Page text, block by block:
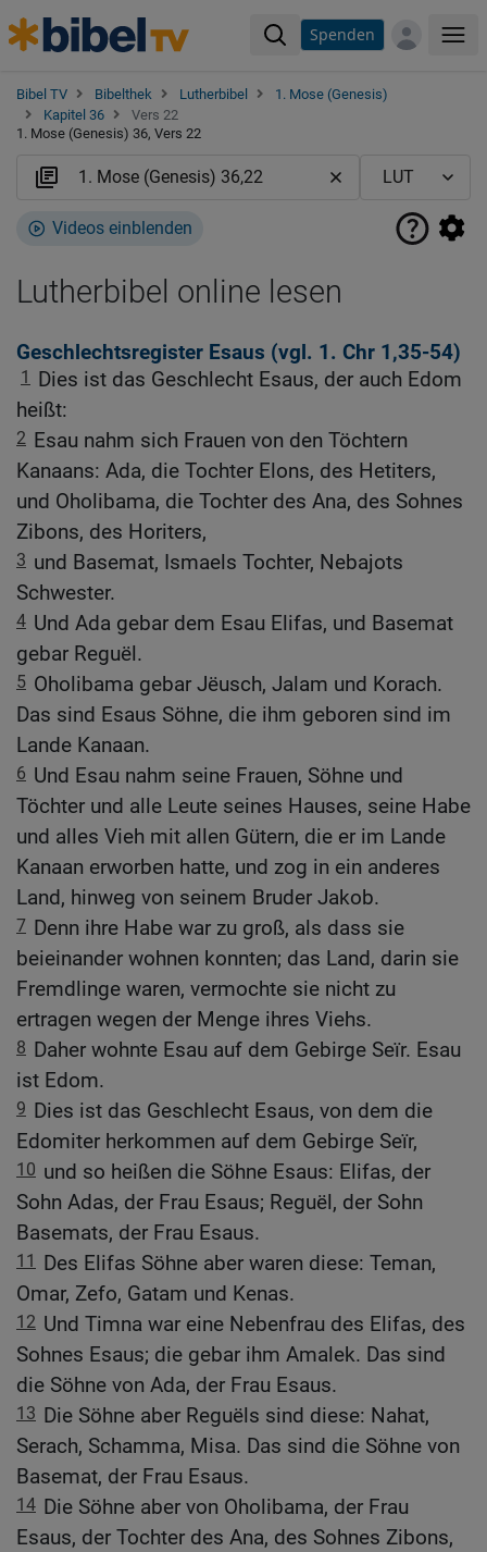
Spenden
Bibel TV Bibelthek Lutherbibel
1. Mose (Genesis)
Kapitel 36
Vers 22
1. Mose (Genesis) 36, Vers 22
Videos einblenden
Lutherbibel online lesen
Geschlechtsregister Esaus (vgl. 1. Chr 1,35-54)
1
Dies ist das Geschlecht Esaus, der auch Edom
heißt:
2 Esau nahm sich Frauen von den Töchtern
Kanaans: Ada, die Tochter Elons, des Hetiters,
und Oholibama, die Tochter des Ana, des Sohnes
Zibons, des Horiters,
3 und Basemat, Ismaels Tochter, Nebajots
Schwester.
4 Und Ada gebar dem Esau Elifas, und Basemat
gebar Reguël.
5 Oholibama gebar Jëusch, Jalam und Korach.
Das sind Esaus Söhne, die ihm geboren sind im
Lande Kanaan.
6 Und Esau nahm seine Frauen, Söhne und
Töchter und alle Leute seines Hauses, seine Habe
und alles Vieh mit allen Gütern, die er im Lande
Kanaan erworben hatte, und zog in ein anderes
Land, hinweg von seinem Bruder Jakob.
7 Denn ihre Habe war zu groß, als dass sie
beieinander wohnen konnten; das Land, darin sie
Fremdlinge waren, vermochte sie nicht zu
ertragen wegen der Menge ihres Viehs.
8 Daher wohnte Esau auf dem Gebirge Seïr. Esau
ist Edom.
9 Dies ist das Geschlecht Esaus, von dem die
Edomiter herkommen auf dem Gebirge Seïr,
10 und so heißen die Söhne Esaus: Elifas, der
Sohn Adas, der Frau Esaus; Reguël, der Sohn
Basemats, der Frau Esaus.
11
Des Elifas Söhne aber waren diese: Teman,
Omar, Zefo, Gatam und Kenas.
12 Und Timna war eine Nebenfrau des Elifas, des
Sohnes Esaus; die gebar ihm Amalek. Das sind
die Söhne von Ada, der Frau Esaus.
13 Die Söhne aber Reguëls sind diese: Nahat,
Serach, Schamma, Misa. Das sind die Söhne von
Basemat, der Frau Esaus.
14 Die Söhne aber von Oholibama, der Frau
Esaus, der Tochter des Ana, des Sohnes Zibons,